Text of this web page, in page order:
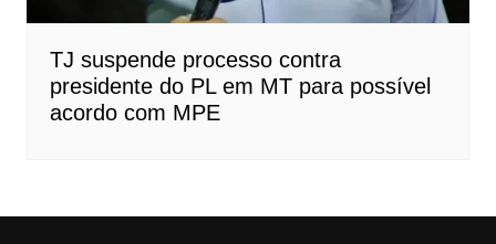
TJ suspende processo contra
presidente do PL em MT para possível
acordo com MPE